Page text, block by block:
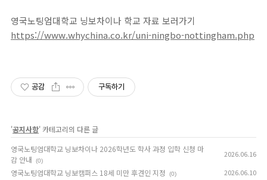
영국노팅엄대학교 닝보차이나 학교 자료 보러가기
https://www.whychina.co.kr/uni-ningbo-nottingham.php
공감 구독하기
'공지사항' 카테고리의 다른 글
영국노팅엄대학교 닝보차이나 2026학년도 학사 과정 입학 신청 마
감 안내
(0)
2026.06.16
영국노팅엄대학교 닝보캠퍼스 18세 미만 후견인 지정 (0) 2026.06.10